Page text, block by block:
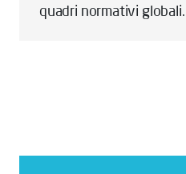
quadri normativi globali.